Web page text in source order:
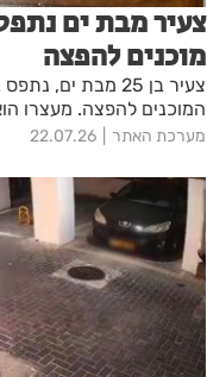
צעיר מבת ים
מוכנים להפצה
צעיר בן 25 מבת
המוכנים להפצה. מעצרו
מערכת האתר 22.07.26